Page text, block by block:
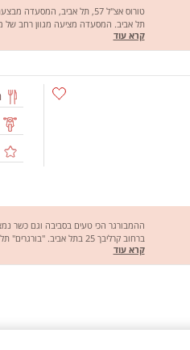
טורוס אצ"ל 57, תל אביב,
תל אביב. המסעדה מציעה מגוון רחב של
המבורגרים, כריכים המוגשים בג'בטה,
והמבורגר עם מבחר ירקות ורטבים
קרא עוד
ההמבורגר הכי טעים בסביבה וגם כשר
ברחוב קרליבך 25 בתל אביב.
מרשת הבורגרים אשר שינתה את ההווי
ידי כך שהיא מתמחה בהכנת מיני
קרא עוד